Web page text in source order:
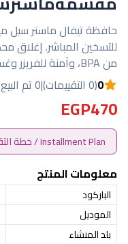
من BPA، وآمنة للفريزر وغسالة الأطباق. جودة ألمانية.
0(0 التقييمات) |0 تم البيع
EGP470
Installment Plan / خطة التقسيط
معلومات المنتج
الباركود
الموديل
بلد المنشاء